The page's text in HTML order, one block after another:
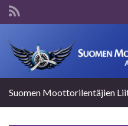
Suomen Moottorilentäjien